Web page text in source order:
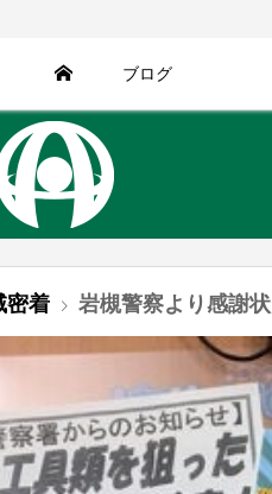
ブログ
密着 岩槻警察より感謝状